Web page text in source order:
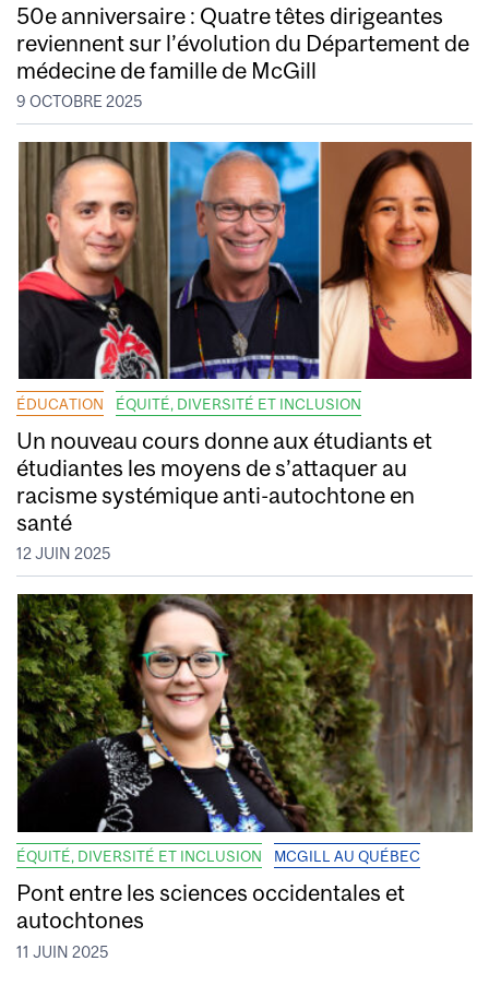
50e anniversaire : Quatre têtes dirigeantes
reviennent sur l’évolution du Département de
médecine de famille de McGill
9 OCTOBRE 2025
ÉDUCATION ÉQUITÉ, DIVERSITÉ ET INCLUSION
Un nouveau cours donne aux étudiants et
étudiantes les moyens de s’attaquer au
racisme systémique anti-autochtone en
santé
12 JUIN 2025
ÉQUITÉ, DIVERSITÉ ET INCLUSION MCGILL AU QUÉBEC
Pont entre les sciences occidentales et
autochtones
11 JUIN 2025